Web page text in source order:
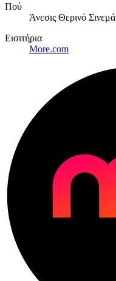
Πού
Άνεσις Θερινό Σινεμά
Εισιτήρια
More.com